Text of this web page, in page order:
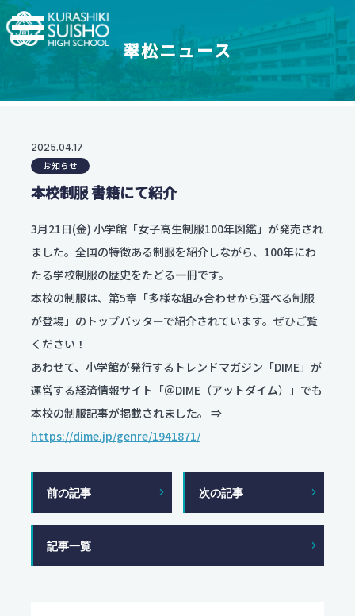
学科・コース
進学コース
【普通科】創学コース
創学コース 自己探求系
創学コース 福祉探求系
商業科
地域マーケティングコース
会計マネジメントコース
情報プログラミングコース
生活科学科
服飾コーディネートコース
食物クリエイトコース
看護科（⾼校課程）
専攻科（専攻科課程）
学校情報
制服紹介
2.5次元先生図鑑
翠松高校の強み
茶道教育
支援体制
翠松図鑑
進学実績
部活動一覧
部活動一覧
部活動ニュース
スイッチ！未来を開こう
受験生のみなさまへ
オープンスクール・入試情報
今後のスケジュール
資料請求
お知らせ
翠松ニュース
在校生・保護者のみなさま
部活動ニュース
お問い合わせ
各種証明書発行
資料請求
学校評価
翠松ニュース
2025.04.17
お知らせ
本校制服 書籍にて紹介
3月21日(金) 小学館「女子高生制服100年図鑑」が発売され
ました。全国の特徴ある制服を紹介しながら、100年にわ
たる学校制服の歴史をたどる一冊です。
本校の制服は、第5章「多様な組み合わせから選べる制服
が登場」のトップバッターで紹介されています。ぜひご覧
ください！
あわせて、小学館が発行するトレンドマガジン「DIME」が
運営する経済情報サイト「＠DIME（アットダイム）」でも
本校の制服記事が掲載されました。 ⇒
https://dime.jp/genre/1941871/
前の記事 次の記事
記事一覧